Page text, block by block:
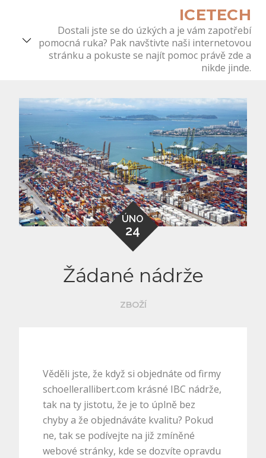
content
ICETECH
Dostali jste se do úzkých a je vám zapotřebí
pomocná ruka? Pak navštivte naši internetovou
stránku a pokuste se najít pomoc právě zde a
nikde jinde.
ÚNO
24
Žádané nádrže
ZBOŽÍ
Věděli jste, že když si objednáte od firmy
schoellerallibert.com krásné IBC nádrže,
tak na ty jistotu, že je to úplně bez
chyby a že objednáváte kvalitu? Pokud
ne, tak se podívejte na již zmíněné
webové stránky, kde se dozvíte opravdu